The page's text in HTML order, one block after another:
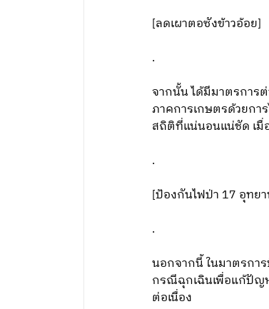
[ลดเผาตอซังข้าวอ้อย]
.
จากนั้น ได้มีมาตรการ
ภาคการเกษตรด้วยกา
สถิติที่แน่นอนแน่ชัด เมื่
.
[ป้องกันไฟป่า 17 อุทย
.
นอกจากนี้ ในมาตรกา
กรณีฉุกเฉินเพื่อแก้ปัญห
ต่อเนื่อง